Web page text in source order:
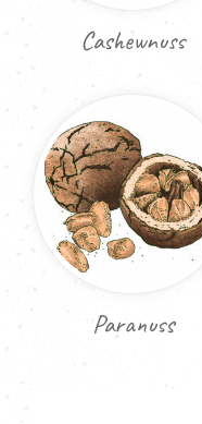
Cashewnuss
Paranuss